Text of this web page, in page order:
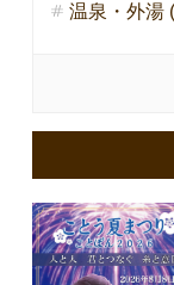
温泉・外湯